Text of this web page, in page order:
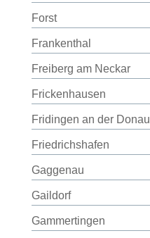
Forst
Frankenthal
Freiberg am Neckar
Frickenhausen
Fridingen an der Donau
Friedrichshafen
Gaggenau
Gaildorf
Gammertingen